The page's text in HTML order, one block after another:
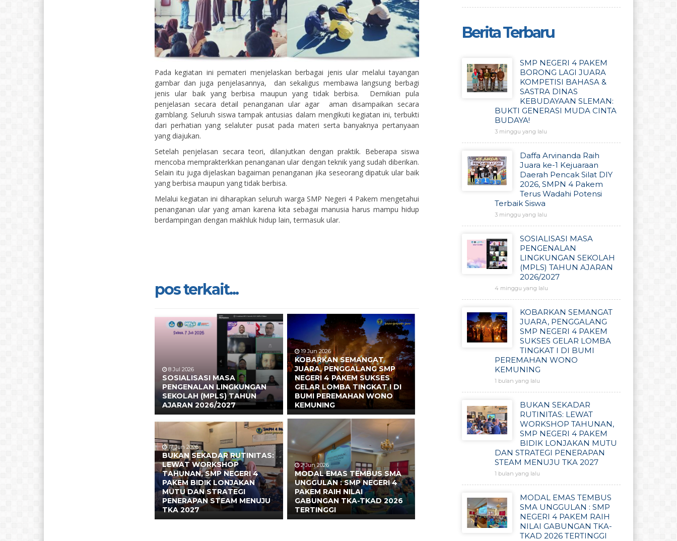
Pada kegiatan ini pemateri menjelaskan berbagai jenis ular melalui tayangan
gambar dan juga penjelasannya, dan sekaligus membawa langsung berbagi
jenis ular baik yang berbisa maupun yang tidak berbisa. Demikian pula
penjelasan secara detail penanganan ular agar aman disampaikan secara
gamblang. Seluruh siswa tampak antusias dalam mengikuti kegiatan ini, terbukti
dari perhatian yang selaluter pusat pada materi serta banyaknya pertanyaan
yang diajukan.
Setelah penjelasan secara teori, dilanjutkan dengan praktik. Beberapa siswa
mencoba memprakterkkan penanganan ular dengan teknik yang sudah diberikan.
Selain itu juga dijelaskan bagaiman penanganan jika seseorang dipatuk ular baik
yang berbisa maupun yang tidak berbisa.
Melalui kegiatan ini diharapkan seluruh warga SMP Negeri 4 Pakem mengetahui
penanganan ular yang aman karena kita sebagai manusia harus mampu hidup
berdampingan dengan makhluk hidup lain, termasuk ular.
pos terkait...
8 Jul 2026
SOSIALISASI MASA
PENGENALAN LINGKUNGAN
SEKOLAH (MPLS) TAHUN
AJARAN 2026/2027
19 Jun 2026
KOBARKAN SEMANGAT
JUARA, PENGGALANG SMP
NEGERI 4 PAKEM SUKSES
GELAR LOMBA TINGKAT I DI
BUMI PEREMAHAN WONO
KEMUNING
17 Jun 2026
BUKAN SEKADAR RUTINITAS:
LEWAT WORKSHOP
TAHUNAN, SMP NEGERI 4
PAKEM BIDIK LONJAKAN
MUTU DAN STRATEGI
PENERAPAN STEAM MENUJU
TKA 2027
2 Jun 2026
MODAL EMAS TEMBUS SMA
UNGGULAN : SMP NEGERI 4
PAKEM RAIH NILAI
GABUNGAN TKA-TKAD 2026
TERTINGGI
Berita Terbaru
SMP NEGERI 4 PAKEM
BORONG LAGI JUARA
KOMPETISI BAHASA &
SASTRA DINAS
KEBUDAYAAN SLEMAN:
BUKTI GENERASI MUDA CINTA
BUDAYA!
3 minggu yang lalu
Daffa Arvinanda Raih
Juara ke-1 Kejuaraan
Daerah Pencak Silat DIY
2026, SMPN 4 Pakem
Terus Wadahi Potensi
Terbaik Siswa
3 minggu yang lalu
SOSIALISASI MASA
PENGENALAN
LINGKUNGAN SEKOLAH
(MPLS) TAHUN AJARAN
2026/2027
4 minggu yang lalu
KOBARKAN SEMANGAT
JUARA, PENGGALANG
SMP NEGERI 4 PAKEM
SUKSES GELAR LOMBA
TINGKAT I DI BUMI
PEREMAHAN WONO
KEMUNING
1 bulan yang lalu
BUKAN SEKADAR
RUTINITAS: LEWAT
WORKSHOP TAHUNAN,
SMP NEGERI 4 PAKEM
BIDIK LONJAKAN MUTU
DAN STRATEGI PENERAPAN
STEAM MENUJU TKA 2027
1 bulan yang lalu
MODAL EMAS TEMBUS
SMA UNGGULAN : SMP
NEGERI 4 PAKEM RAIH
NILAI GABUNGAN TKA-
TKAD 2026 TERTINGGI